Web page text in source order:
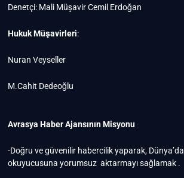
Denetçi: Mali Müşavir Cemil Erdoğan
Hukuk Müşavirleri:
Nuran Veyseller
M.Cahit Dedeoğlu
Avrasya Haber Ajansının Misyonu
-Doğru ve güvenilir habercilik yaparak,
okuyucusuna yorumsuz aktarmayı sağlamak .